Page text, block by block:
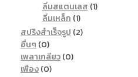
ลิ่มสแตนเลส (1)
ลิ่มเหล็ก (1)
สปริงสำเร็จรูป(2)
อื่นๆ(0)
เพลาเกลียว(0)
เฟือง(0)